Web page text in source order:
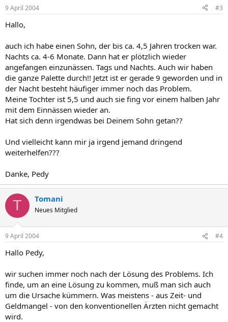
9 April 2004 #3
Hallo,
auch ich habe einen Sohn, der bis ca. 4,5 Jahren trocken war.
Nachts ca. 4-6 Monate. Dann hat er plötzlich wieder
angefangen einzunässen. Tags und Nachts. Auch wir haben
die ganze Palette durch!! Jetzt ist er gerade 9 geworden und in
der Nacht besteht häufiger immer noch das Problem.
Meine Tochter ist 5,5 und auch sie fing vor einem halben Jahr
mit dem Einnässen wieder an.
Hat sich denn irgendwas bei Deinem Sohn getan??
Und vielleicht kann mir ja irgend jemand dringend
weiterhelfen???
Danke, Pedy
T Tomani
Neues Mitglied
9 April 2004 #4
Hallo Pedy,
wir suchen immer noch nach der Lösung des Problems. Ich
finde, um an eine Lösung zu kommen, muß man sich auch
um die Ursache kümmern. Was meistens - aus Zeit- und
Geldmangel - von den konventionellen Ärzten nicht gemacht
wird.